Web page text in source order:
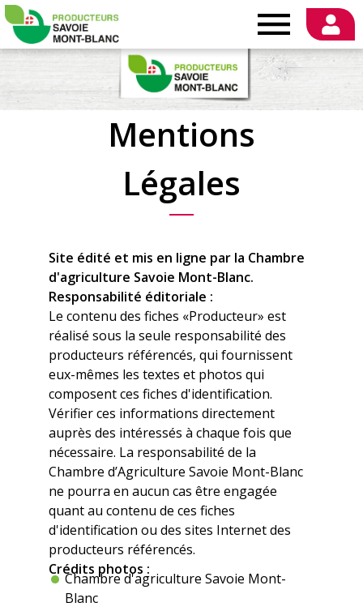
Savoie
Mont-
Blanc
Mentions
Légales
Site édité et mis en ligne par la Chambre
d'agriculture Savoie Mont-Blanc.
Responsabilité éditoriale :
Le contenu des fiches «Producteur» est
réalisé sous la seule responsabilité des
producteurs référencés, qui fournissent
eux-mêmes les textes et photos qui
composent ces fiches d'identification.
Vérifier ces informations directement
auprès des intéressés à chaque fois que
nécessaire. La responsabilité de la
Chambre d’Agriculture Savoie Mont-Blanc
ne pourra en aucun cas être engagée
quant au contenu de ces fiches
d'identification ou des sites Internet des
producteurs référencés.
Crédits photos :
Chambre d'agriculture Savoie Mont-
Blanc